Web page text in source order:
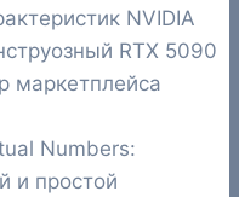
NVIDIA
RTX 5090
маркетплейса
Numbers:
и простой